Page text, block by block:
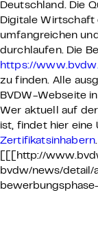
Deutschland. Die
Digitale Wirtschaft
umfangreichen
durchlaufen. Die
https://
zu finden. Alle
BVDW-Webseite
Wer aktuell auf
ist, findet hier eine
Zertifikatsinhabern.
[[[http://
bvdw/news/detail/